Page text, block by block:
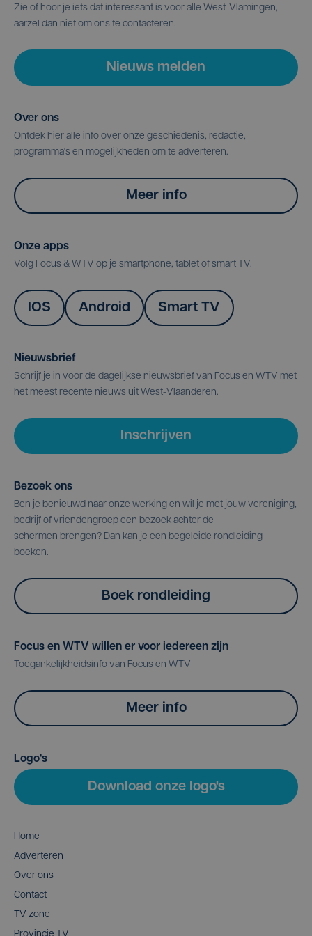
Zie of hoor je iets dat interessant is voor alle West-Vlamingen,
aarzel dan niet om ons te contacteren.
Nieuws melden
Over ons
Ontdek hier alle info over onze geschiedenis, redactie,
programma's en mogelijkheden om te adverteren.
Meer info
Onze apps
Volg Focus & WTV op je smartphone, tablet of smart TV.
IOS Android Smart TV
Nieuwsbrief
Schrijf je in voor de dagelijkse nieuwsbrief van Focus en WTV met
het meest recente nieuws uit West-Vlaanderen.
Inschrijven
Bezoek ons
Ben je benieuwd naar onze werking en wil je met jouw vereniging,
bedrijf of vriendengroep een bezoek achter de
schermen brengen? Dan kan je een begeleide rondleiding
boeken.
Boek rondleiding
Focus en WTV willen er voor iedereen zijn
Toegankelijkheidsinfo van Focus en WTV
Meer info
Logo's
Download onze logo's
Home
Adverteren
Over ons
Contact
TV zone